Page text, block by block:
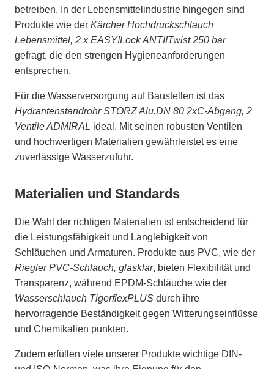
betreiben. In der Lebensmittelindustrie hingegen sind
Produkte wie der Kärcher Hochdruckschlauch
Lebensmittel, 2 x EASY!Lock ANTI!Twist 250 bar
gefragt, die den strengen Hygieneanforderungen
entsprechen.
Für die Wasserversorgung auf Baustellen ist das
Hydrantenstandrohr STORZ Alu.DN 80 2xC-Abgang, 2
Ventile ADMIRAL ideal. Mit seinen robusten Ventilen
und hochwertigen Materialien gewährleistet es eine
zuverlässige Wasserzufuhr.
Materialien und Standards
Die Wahl der richtigen Materialien ist entscheidend für
die Leistungsfähigkeit und Langlebigkeit von
Schläuchen und Armaturen. Produkte aus PVC, wie der
Riegler PVC-Schlauch, glasklar, bieten Flexibilität und
Transparenz, während EPDM-Schläuche wie der
Wasserschlauch TigerflexPLUS durch ihre
hervorragende Beständigkeit gegen Witterungseinflüsse
und Chemikalien punkten.
Zudem erfüllen viele unserer Produkte wichtige DIN-